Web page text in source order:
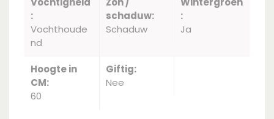
:
Vochthoude
nd
schaduw:
Schaduw
:
Ja
Hoogte in
CM:
60
Giftig:
Nee